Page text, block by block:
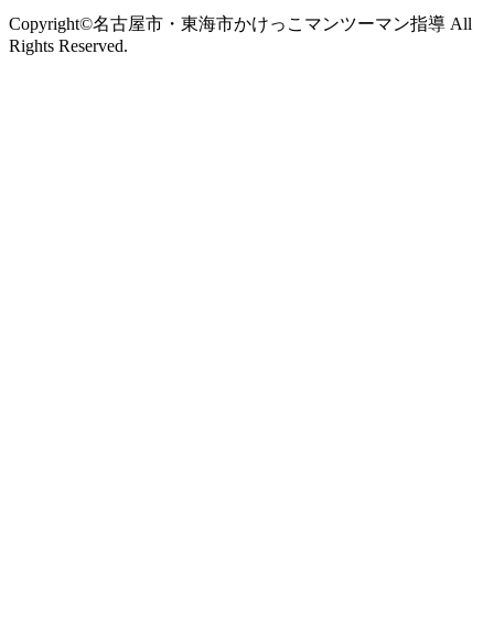
Copyright©名古屋市・東海市かけっこマンツーマン指導 All
Rights Reserved.